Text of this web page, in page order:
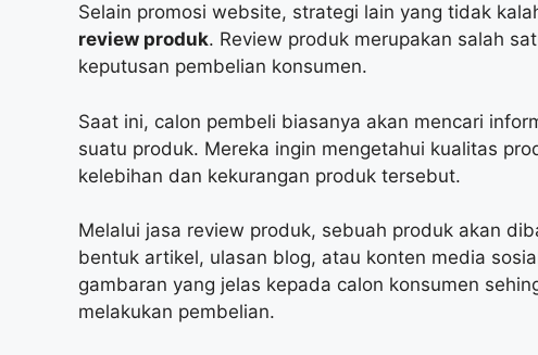
Selain promosi website, strategi lain yang tidak
review produk. Review produk merupakan salah
keputusan pembelian konsumen.
Saat ini, calon pembeli biasanya akan mencari
suatu produk. Mereka ingin mengetahui kualitas
kelebihan dan kekurangan produk tersebut.
Melalui jasa review produk, sebuah produk akan
bentuk artikel, ulasan blog, atau konten media
gambaran yang jelas kepada calon konsumen
melakukan pembelian.